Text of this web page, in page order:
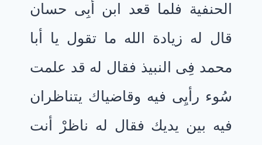
الحنفية فلما قعد ابن أبِى حسان
قال له زيادة الله ما تقول يا أبا
محمد فِى النبيذ فقال له قد علمت
سُوء رأيِى فيه وقاضياك يتناظران
فيه بين يديك فقال له ناظرْ أنت